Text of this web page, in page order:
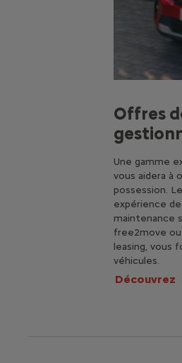
Offres
Une gamme
vous aidera
possession.
expérience
maintenance
free2move
leasing, vous
véhicules.
Découvrez